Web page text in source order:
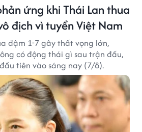
ứng khi Thái Lan thua
địch vì tuyển Việt Nam
đậm 1-7 gây thất vọng lớn,
có động thái gì sau trận đấu,
tiên vào sáng nay (7/8).